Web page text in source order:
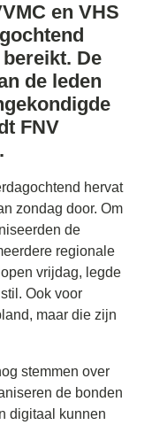
en VHS
De
de leden
FNV
hervat
zondag door. Om
de
regionale
vrijdag, legde
Ook voor
maar die zijn
stemmen over
de bonden
digitaal kunnen